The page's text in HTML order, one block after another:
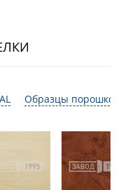
Образцы